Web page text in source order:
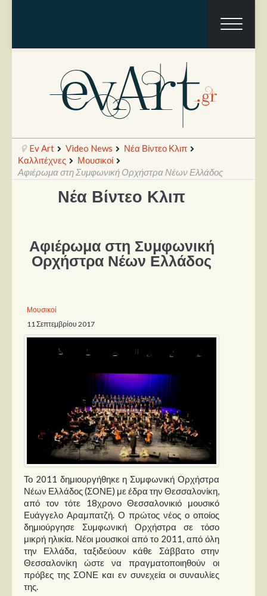
Ραπόρτο
Συνεντεύξεις
Δίσκοι
Σειρές
Ταινίες
Video News
Καλλιτέχνες
Μουσικοί
Διάφοροι
Εκτός Συνόρων
Νέα
Στήλες
Polls
Ev Art Video News
Νέα Βίντεο Κλιπ
Καλλιτέχνες
Μουσικοί
Αφιέρωμα στη Συμφωνική Ορχήστρα Νέων Ελλάδος
Νέα Βίντεο Κλιπ
Αφιέρωμα στη Συμφωνική
Ορχήστρα Νέων Ελλάδος
Μουσικοί
11 Σεπτεμβρίου 2017
Το 2011 δημιουργήθηκε η Συμφωνική Ορχήστρα
Νέων Ελλάδος (ΣΟΝΕ) με έδρα την Θεσσαλονίκη,
από τον τότε 18χρονο Θεσσαλονικιό μουσικό
Ευάγγελο Αραμπατζή. Ο πρώτος νέος ο οποίος
δημιούργησε Συμφωνική Ορχήστρα σε τόσο
μικρή ηλικία. Νέοι μουσικοί από το 2011, από όλη
την Ελλάδα, ταξιδεύουν κάθε Σάββατο στην
Θεσσαλονίκη ώστε να πραγματοποιηθούν οι
πρόβες της ΣΟΝΕ και εν συνεχεία οι συναυλίες
της.